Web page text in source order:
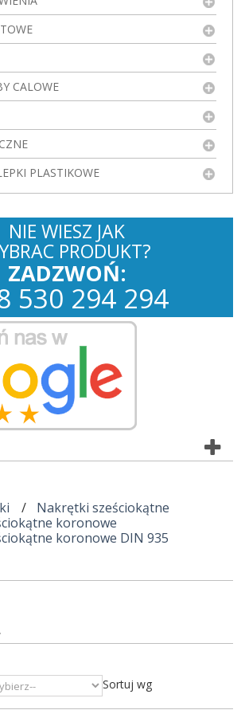
CALOWE
PLASTIKOWE
NIE WIESZ JAK
PRODUKT?
ZADZWOŃ:
530 294 294
Nakrętki sześciokątne
koronowe
koronowe DIN 935
Sortuj wg